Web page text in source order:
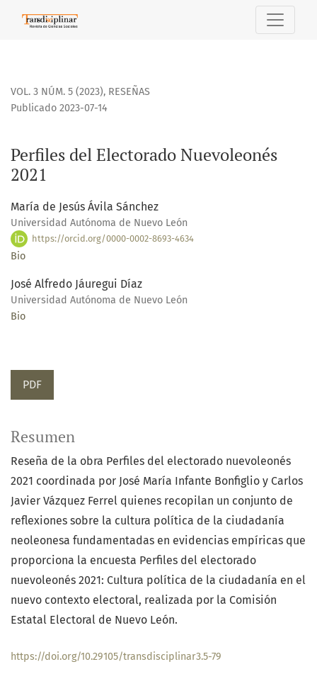
VOL. 3 NÚM. 5 (2023), RESEÑAS
Perfiles del Electorado Nuevoleonés
2021
Publicado 2023-07-14
María de Jesús Ávila Sánchez
Universidad Autónoma de Nuevo León
https://orcid.org/0000-0002-8693-4634
Bio
José Alfredo Jáuregui Díaz
Universidad Autónoma de Nuevo León
Bio
PDF
Resumen
Reseña de la obra Perfiles del electorado nuevoleonés
2021 coordinada por José María Infante Bonfiglio y Carlos
Javier Vázquez Ferrel quienes recopilan un conjunto de
reflexiones sobre la cultura política de la ciudadanía
neoleonesa fundamentadas en evidencias empíricas que
proporciona la encuesta Perfiles del electorado
nuevoleonés 2021: Cultura política de la ciudadanía en el
nuevo contexto electoral, realizada por la Comisión
Estatal Electoral de Nuevo León.
https://doi.org/10.29105/transdisciplinar3.5-79